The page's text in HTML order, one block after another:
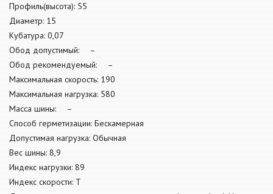
Профиль(высота): 55
Диаметр: 15
Кубатура: 0,07
Обод допустимый: –
Обод рекомендуемый: –
Максимальная скорость: 190
Максимальная нагрузка: 580
Масса шины: –
Способ герметизации: Бескамерная
Допустимая нагрузка: Обычная
Вес шины: 8,9
Индекс нагрузки: 89
Индекс скорости: T